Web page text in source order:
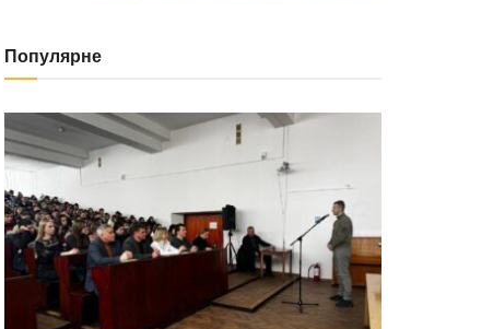
Популярне